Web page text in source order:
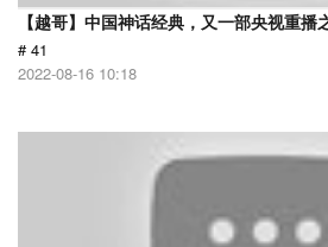
【越哥】中国神话经典，又一部央视重播
# 41
2022-08-16 10:18